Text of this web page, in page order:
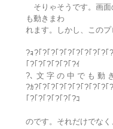
そりゃそうです。画面
も動きまわ
れます。しかし、このプ
?ｮ?｢?｢?｢?｢?｢?｢?｢?｢?｢
｢?｢?｢?｢?｢?｢?ｲ
?､ 文 字 の 中 で も 動
?ｶ?｢?｢?｢?｢?｢?｢?｢?｢?｢
｢?｢?｢?｢?｢?｢?ｺ
のです。それだけでなく